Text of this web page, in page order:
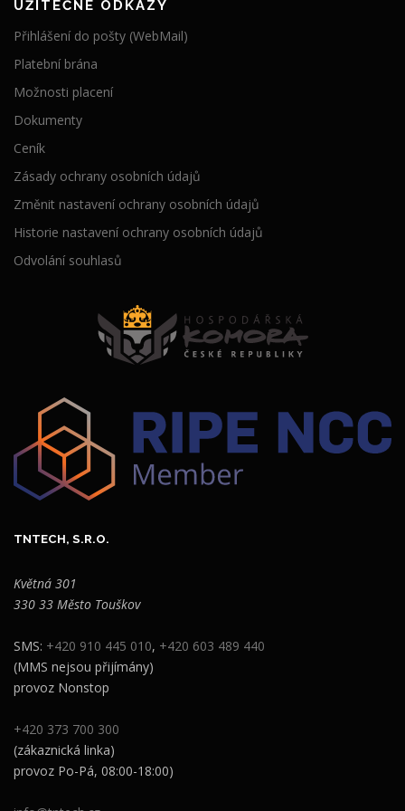
UŽITEČNÉ ODKAZY
Přihlášení do pošty (WebMail)
Platební brána
Možnosti placení
Dokumenty
Ceník
Zásady ochrany osobních údajů
Změnit nastavení ochrany osobních údajů
Historie nastavení ochrany osobních údajů
Odvolání souhlasů
TNTECH, S.R.O.
Květná 301
330 33 Město Touškov
SMS: +420 910 445 010, +420 603 489 440
(MMS nejsou přijímány)
provoz Nonstop
+420 373 700 300
(zákaznická linka)
provoz Po-Pá, 08:00-18:00)